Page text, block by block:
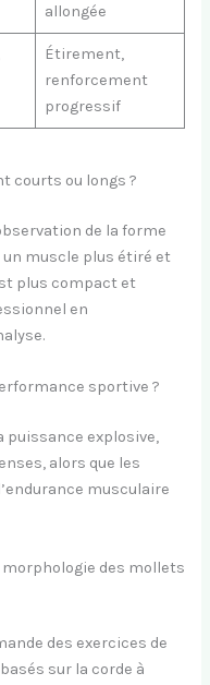
allongée
Étirement,
renforcement
progressif
courts ou longs ?
de la forme
muscle plus étiré et
plus compact et
en
sportive ?
puissance explosive,
alors que les
musculaire
des mollets
des exercices de
sur la corde à